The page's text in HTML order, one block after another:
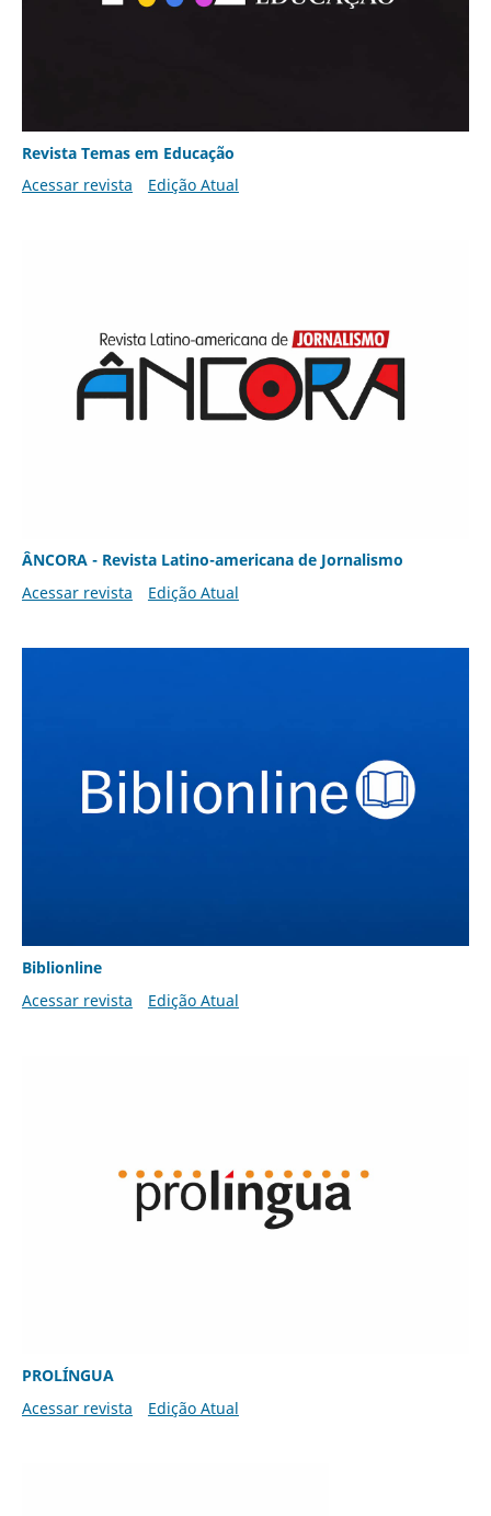
Revista Temas em Educação
Acessar revista
Edição Atual
ÂNCORA - Revista Latino-americana de Jornalismo
Acessar revista
Edição Atual
Biblionline
Acessar revista
Edição Atual
PROLÍNGUA
Acessar revista
Edição Atual